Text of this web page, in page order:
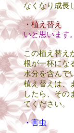
なくなり成長
・植え替え
いと思います。
この植え替え
根が一杯にな
水分を含んで
植え替えは、
したら、その
てください。
・害虫